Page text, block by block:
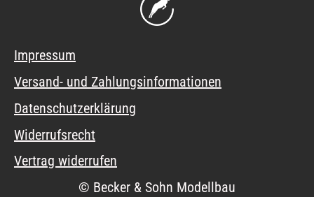
Impressum
Versand- und Zahlungsinformationen
Datenschutzerklärung
Widerrufsrecht
Vertrag widerrufen
© Becker & Sohn Modellbau